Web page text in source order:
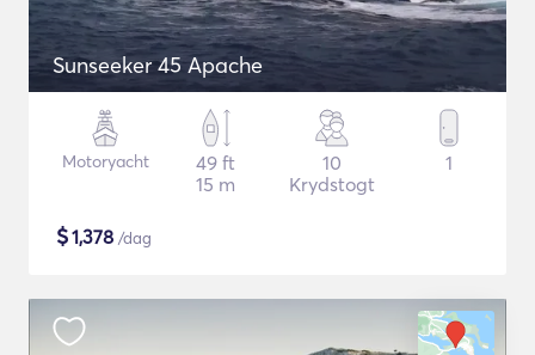
Sunseeker 45 Apache
Motoryacht
49 ft
15 m
10
Krydstogt
1
$1,378 /dag